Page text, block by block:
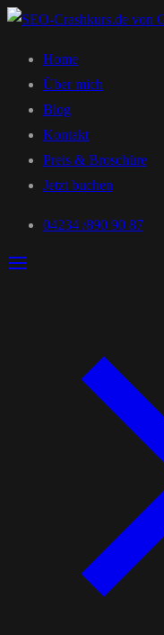
Home
Über mich
Blog
Kontakt
Preis & Broschüre
Jetzt buchen
04234 /890 90 87